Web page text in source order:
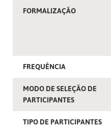
FORMALIZAÇÃO
FREQUÊNCIA
MODO DE SELEÇÃO DE
PARTICIPANTES
TIPO DE PARTICIPANTES